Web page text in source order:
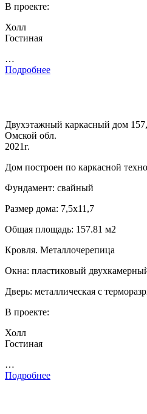
В проекте:
Холл
Гостиная
…
Подробнее
Двухэтажный каркасный дом
Омской обл.
2021г.
Дом построен по каркасной
Фундамент: свайный
Размер дома: 7,5х11,7
Общая площадь: 157.81 м2
Кровля. Металлочерепица
Окна: пластиковый
Дверь: металлическая с
В проекте:
Холл
Гостиная
…
Подробнее